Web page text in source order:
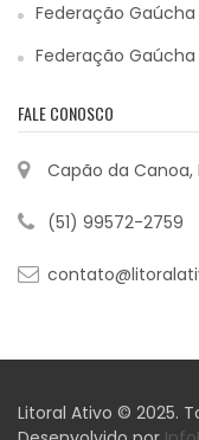
Federação
Federação Gaúcha
FALE CONOSCO
Capão da Canoa,
(51) 99572-2759
Litoral Ativo © 2025.